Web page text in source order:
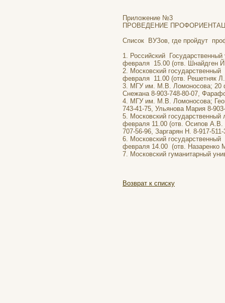
Приложение №3
ПРОВЕДЕНИЕ
Список ВУЗов, где пройдут
1. Российский
февраля 15.00 (отв. Шнайдген
2. Московский
февраля 11.00 (отв. Решетняк
3. МГУ им. М.В. Ломоносова; 20
Снежана 8-903-748-80-07,
4. МГУ им. М.В. Ломоносова;
743-41-75, Ульянова Мария 8-
5. Московский
февраля 11.00 (отв. Осипов А.В.
707-56-96, Заргарян Н. 8-917-511-
6. Московский
февраля 14.00 (отв. Назаренко
7. Московский гуманитарный
Возврат к списку